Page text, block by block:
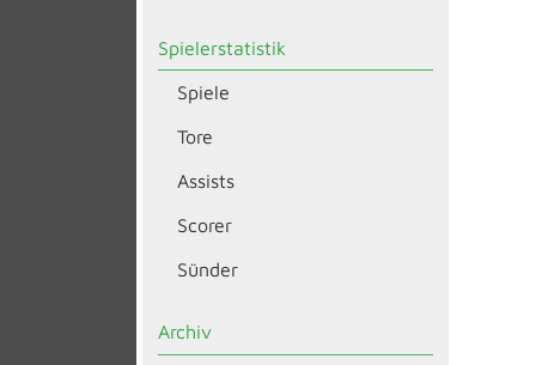
Spielerstatistik
Spiele
Tore
Assists
Scorer
Sünder
Archiv